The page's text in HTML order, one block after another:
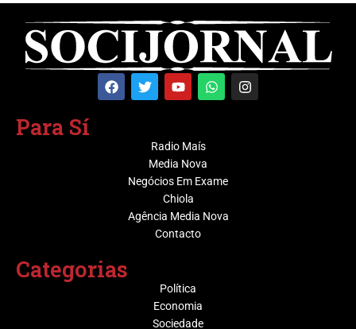
Para Sí
Radio Maís
Media Nova
Negócios Em Exame
Chiola
Agência Media Nova
Contacto
Categorias
Política
Economia
Sociedade